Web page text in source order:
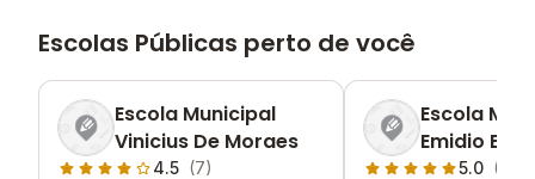
Escolas Públicas perto de você
Escola Municipal
Vinicius De Moraes
4.5 (7)
Escola
Emidio
5.0 (6)